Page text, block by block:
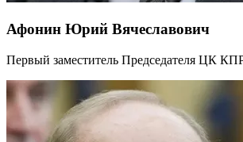
Афонин Юрий Вячеславович
Первый заместитель Председателя ЦК